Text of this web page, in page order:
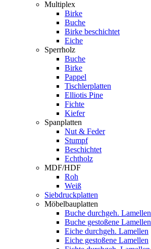
Multiplex
Birke
Buche
Birke beschichtet
Eiche
Sperrholz
Buche
Birke
Pappel
Tischlerplatten
Elliotis Pine
Fichte
Kiefer
Spanplatten
Nut & Feder
Stumpf
Beschichtet
Echtholz
MDF/HDF
Roh
Weiß
Siebdruckplatten
Möbelbauplatten
Buche durchgeh. Lamellen
Buche gestoßene Lamellen
Eiche durchgeh. Lamellen
Eiche gestoßene Lamellen